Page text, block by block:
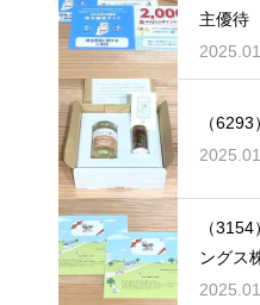
主優待
（
（
ングス